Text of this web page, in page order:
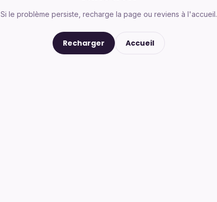
Si le problème persiste, recharge la page ou reviens à l'accueil.
Recharger Accueil